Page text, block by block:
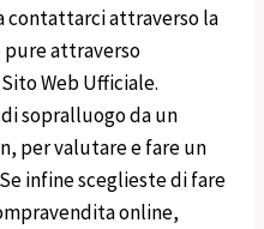
contattarci attraverso la
pure attraverso
Web Ufficiale.
sopralluogo da un
per valutare e fare un
infine sceglieste di fare
online,